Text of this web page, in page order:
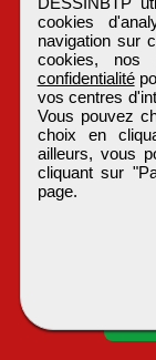
cookies
navigation sur
cookies, nos
confidentialité
vos centres
Vous pouvez
choix en
ailleurs, vous
cliquant sur
page.